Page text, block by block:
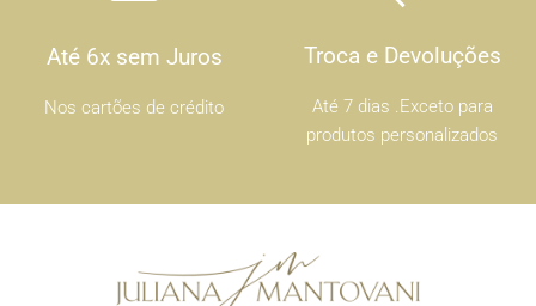
Até 6x sem Juros
Nos cartões de crédito
Troca e Devoluções
Até 7 dias .Exceto para
produtos personalizados